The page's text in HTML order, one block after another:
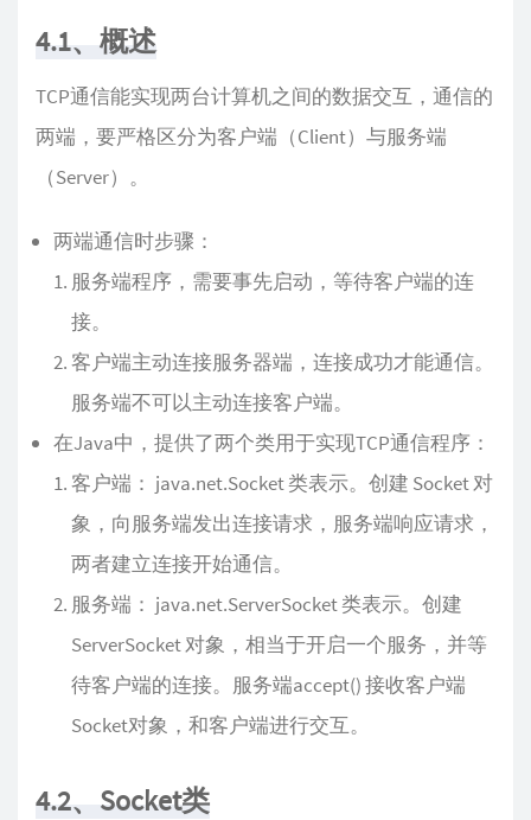
4.1、概述
TCP通信能实现两台计算机之间的数据交互，通信的
两端，要严格区分为客户端（Client）与服务端
（Server）。
两端通信时步骤：
服务端程序，需要事先启动，等待客户端的连
接。
客户端主动连接服务器端，连接成功才能通信。
服务端不可以主动连接客户端。
在Java中，提供了两个类用于实现TCP通信程序：
客户端： java.net.Socket 类表示。创建 Socket 对
象，向服务端发出连接请求，服务端响应请求，
两者建立连接开始通信。
服务端： java.net.ServerSocket 类表示。创建
ServerSocket 对象，相当于开启一个服务，并等
待客户端的连接。服务端accept() 接收客户端
Socket对象，和客户端进行交互。
4.2、Socket类